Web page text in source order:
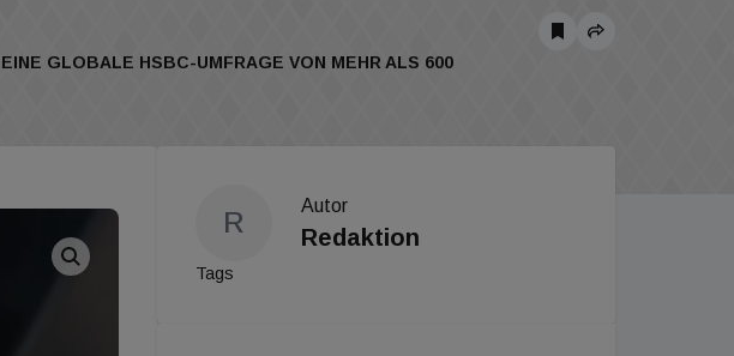
GLOBALE HSBC-UMFRAGE VON MEHR ALS 600
R
Autor
Redaktion
Tags